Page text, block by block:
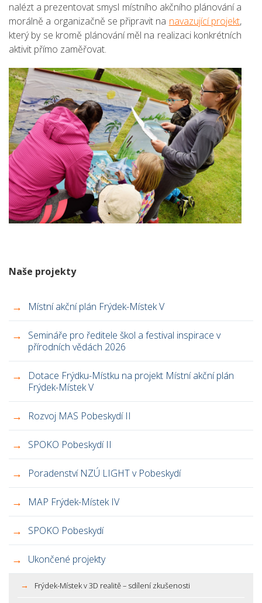
nalézt a prezentovat smysl místního akčního plánování a
morálně a organizačně se připravit na navazující projekt,
který by se kromě plánování měl na realizaci konkrétních
aktivit přímo zaměřovat.
Naše projekty
Místní akční plán Frýdek-Místek V
Semináře pro ředitele škol a festival inspirace v
přírodních vědách 2026
Dotace Frýdku-Místku na projekt Místní akční plán
Frýdek-Místek V
Rozvoj MAS Pobeskydí II
SPOKO Pobeskydí II
Poradenství NZÚ LIGHT v Pobeskydí
MAP Frýdek-Místek IV
SPOKO Pobeskydí
Ukončené projekty
Frýdek-Místek v 3D realitě – sdílení zkušenosti